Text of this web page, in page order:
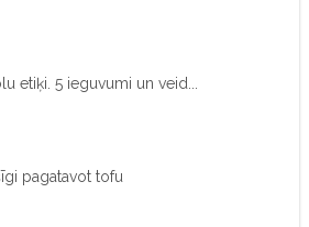
etiķi. 5 ieguvumi un veid...
pagatavot tofu